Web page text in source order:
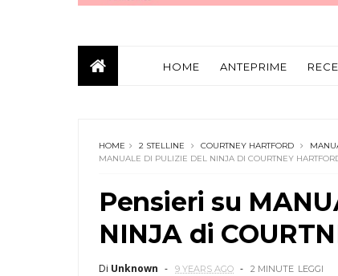
HOME ANTEPRIME
HOME 2 STELLINE COURTNEY HARTFORD
MANUALE DI PULIZIE DEL NINJA DI COURTNEY
Pensieri su
NINJA di
Di Unknown 9 YEARS AGO 2 MINUTE LEGGI